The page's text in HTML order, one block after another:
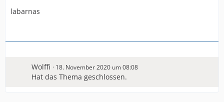
labarnas
Wolffi 18. November 2020 um 08:08
Hat das Thema geschlossen.